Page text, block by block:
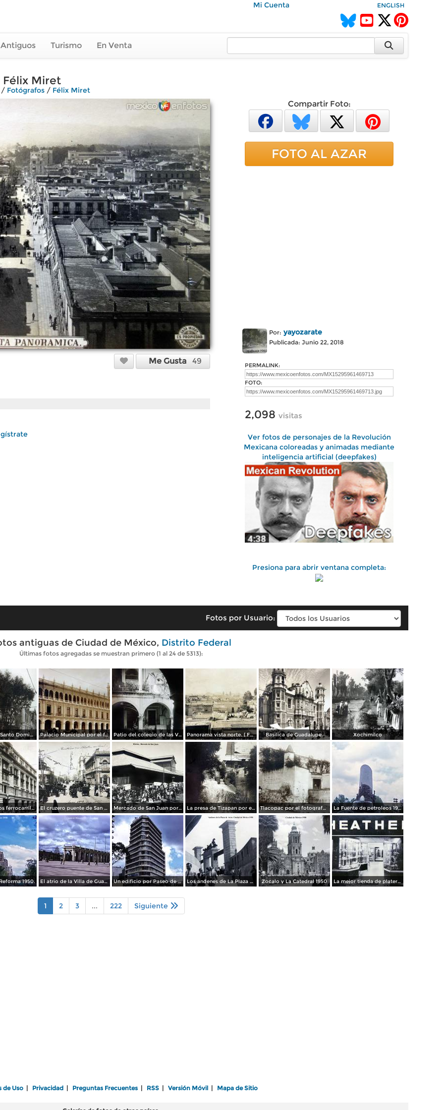
Mi Cuenta ENGLISH
Turismo En Venta
Félix Miret
Fotógrafos / Félix Miret
Me Gusta 49
Compartir Foto:
FOTO AL AZAR
Por: yayozarate
Publicada: Junio 22, 2018
PERMALINK:
FOTO:
2,098 visitas
Ver fotos de personajes de la Revolución
Mexicana coloreadas y animadas mediante
inteligencia artificial (deepfakes)
Presiona para abrir ventana completa:
Fotos por Usuario:
antiguas de Ciudad de México, Distrito Federal
Últimas fotos agregadas se muestran primero (1 al 24 de 5313):
La Iglesia de Santo Domingo. Palacio Municipal por el fotografo Hugo Brehme.. Patio del colegio de las Vizcainas por el fotografo Hugo Brehme. Panorama vista norte. ( Fechada el 20 de Junio de 1905 ). Basilica de Guadalupe. Xochimilco
Edicicio de los ferrocarriles. El cruzero puente de San Francisco y Guardiola por el fotografo Felix Miret. Mercado de San Juan por el fotografo Felix Miret La presa de Tizapan por el fotografo Fernando Kososky. ( Circulada el 22 de Diembre de 1910 ). Tlacopac por el fotografo Hugo Brehme. La Fuente de petroleos 1950.
1950. El atrio de la Villa de Guadalupe 1950. Un edificio por Paseo de La Reforma 1950 Los andenes de La Plaza de toros Ciudad de México 1950 Zocalo y La Catedral 1950 La mejor tienda de plateria.
1 2 3 ... 222 Siguiente
de Uso Privacidad Preguntas Frecuentes RSS Versión Móvil Mapa de Sitio